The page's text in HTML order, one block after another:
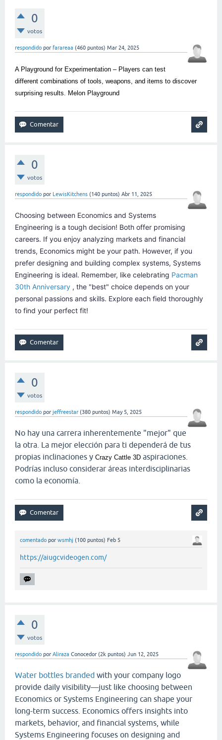
0
votos
respondido por farareaa (460 puntos) Mar 24, 2025
A Playground for Experimentation – Players can test
different combinations of tools, weapons, and items to discover
surprising results.
Melon Playground
0
votos
respondido por LewisKitchens (140 puntos) Abr 11, 2025
Choosing between Economics and Systems
Engineering is a tough decision! Both offer promising
careers. If you enjoy analyzing markets and financial
trends, Economics might be your path. However, if you
prefer designing and building complex systems, Systems
Engineering is ideal. Remember, like celebrating Pacman
30th Anniversary , the "best" choice depends on your
personal passions and skills. Explore each field thoroughly
to find your perfect fit!
0
votos
respondido por jeffreestar (380 puntos) May 5, 2025
No hay una carrera inherentemente "mejor" que
la otra. La mejor elección para ti dependerá de tus
propias inclinaciones y Crazy Cattle 3D aspiraciones.
Podrías incluso considerar áreas interdisciplinarias
como la economía.
comentado por wsmhj (100 puntos) Feb 5
https://aiugcvideogen.com/
0
votos
respondido por Aliraza Conocedor (2k puntos) Jun 12, 2025
Water bottles branded with your company logo
provide daily visibility—just like choosing between
Economics or Systems Engineering can shape your
long-term success. Economics offers insights into
markets, behavior, and financial systems, while
Systems Engineering focuses on designing and